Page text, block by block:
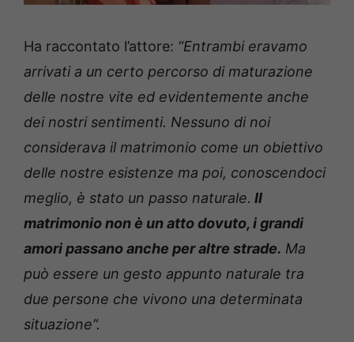
Ha raccontato l’attore: “Entrambi eravamo
arrivati a un certo percorso di maturazione
delle nostre vite ed evidentemente anche
dei nostri sentimenti. Nessuno di noi
considerava il matrimonio come un obiettivo
delle nostre esistenze ma poi, conoscendoci
meglio, è stato un passo naturale. Il
matrimonio non è un atto dovuto, i grandi
amori passano anche per altre strade. Ma
può essere un gesto appunto naturale tra
due persone che vivono una determinata
situazione”.